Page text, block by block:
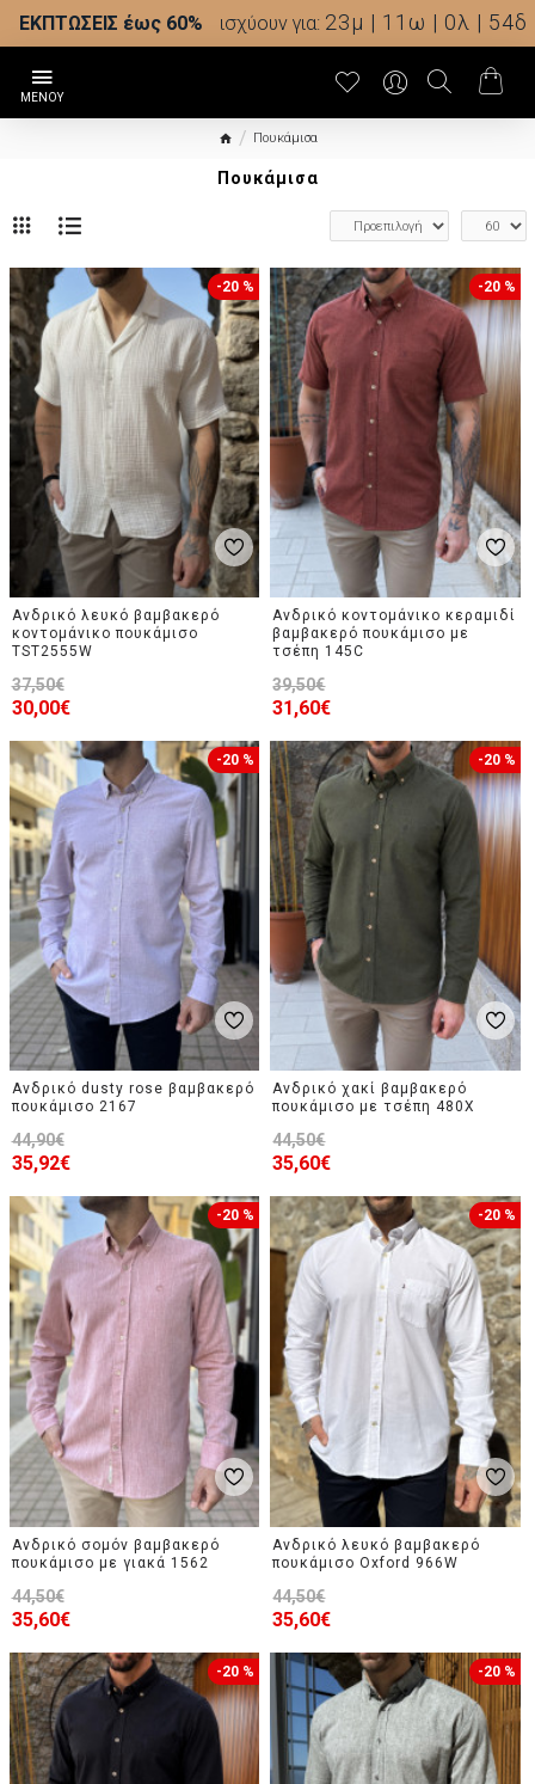
ΕΚΠΤΩΣΕΙΣ έως 60% ισχύουν για: 23μ | 11ω | 0λ | 51δ
Πουκάμισα
Πουκάμισα
-20 %
Ανδρικό λευκό βαμβακερό
κοντομάνικο πουκάμισο
TST2555W
30,00€
37,50€
-20 %
Ανδρικό κοντομάνικο κεραμιδί
βαμβακερό πουκάμισο με
τσέπη 145C
31,60€
39,50€
-20 %
Ανδρικό dusty rose βαμβακερό
πουκάμισο 2167
35,92€
44,90€
-20 %
Ανδρικό χακί βαμβακερό
πουκάμισο με τσέπη 480X
35,60€
44,50€
-20 %
Ανδρικό σομόν βαμβακερό
πουκάμισο με γιακά 1562
35,60€
44,50€
-20 %
Ανδρικό λευκό βαμβακερό
πουκάμισο Oxford 966W
35,60€
44,50€
-20 % -20 %